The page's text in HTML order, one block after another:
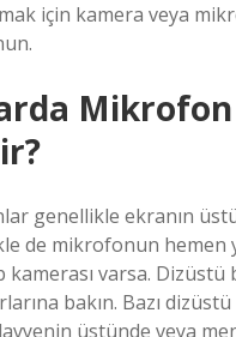
için kamera veya
Mikrofon
genellikle ekranın
de mikrofonun hemen
varsa. Dizüstü
bakın. Bazı
üstünde veya